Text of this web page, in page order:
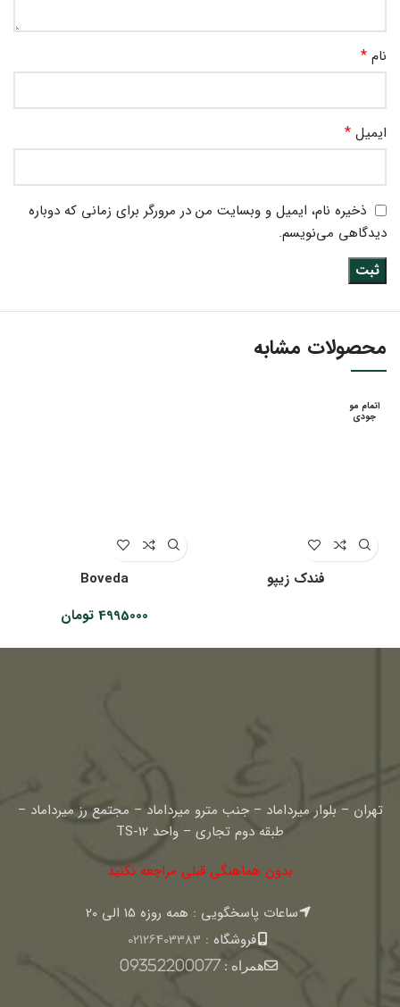
نام *
ایمیل *
ذخیره نام، ایمیل و وبسایت من در مرورگر برای زمانی که دوباره
دیدگاهی می‌نویسم.
محصولات مشابه
اتمام مو
جودی
فندک زیپو
Boveda
4995000 تومان
تهران – بلوار میرداماد – جنب مترو میرداماد – مجتمع رز میرداماد –
طبقه دوم تجاری – واحد TS-12
بدون هماهنگی قبلی مراجعه نکنید
ساعات پاسخگویی : همه روزه 15 الی 20
فروشگاه : 02126403383
همراه :09352200077